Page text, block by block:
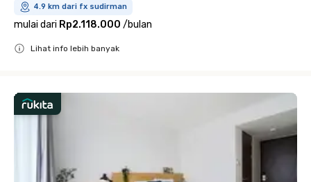
4.9 km dari fx sudirman
mulai dari Rp2.118.000 /bulan
Lihat info lebih banyak